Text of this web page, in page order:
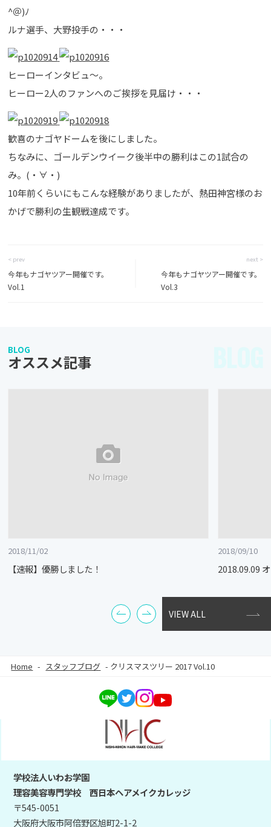
^＠)ﾉ
ルナ選手、大野投手の・・・
ヒーローインタビュ～。
ヒーロー2人のファンへのご挨拶を見届け・・・
歓喜のナゴヤドームを後にしました。
ちなみに、ゴールデンウイーク後半中の勝利はこの1試合の
み。(・∀・)
10年前くらいにもこんな経験がありましたが、熱田神宮様のお
かげで勝利の生観戦達成です。
< prev
今年もナゴヤツアー開催です。
Vol.1
next >
今年もナゴヤツアー開催です。
Vol.3
BLOG
オススメ記事
2018/11/02
【速報】優勝しました！
2018/09/10
2018.09.09
VIEW ALL
Home - スタッフブログ - クリスマスツリー 2017 Vol.10
学校法人いわお学園
理容美容専門学校 西日本ヘアメイクカレッジ
〒545-0051
大阪府大阪市阿倍野区旭町2-1-2